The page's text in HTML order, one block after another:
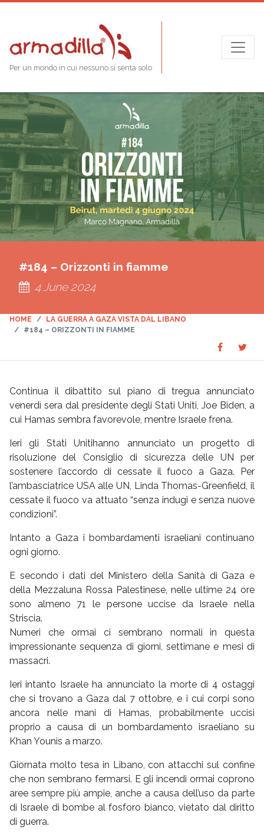
Per un mondo in cui nessuno si senta solo
#184 – Orizzonti in fiamme
4 June 2024
HOME
LA GUERRA A GAZA VISTA DAL LIBANO
#184 – ORIZZONTI IN FIAMME
Share
on
on
Continua il dibattito sul piano di tregua annunciato
venerdì sera dal presidente degli Stati Uniti, Joe Biden, a
cui Hamas sembra favorevole, mentre Israele frena.
Ieri gli Stati Unitihanno annunciato un progetto di
risoluzione del Consiglio di sicurezza delle UN per
sostenere l’accordo di cessate il fuoco a Gaza. Per
l’ambasciatrice USA alle UN, Linda Thomas-Greenfield, il
cessate il fuoco va attuato “senza indugi e senza nuove
condizioni”.
Intanto a Gaza i bombardamenti israeliani continuano
ogni giorno.
E secondo i dati del Ministero della Sanità di Gaza e
della Mezzaluna Rossa Palestinese, nelle ultime 24 ore
sono almeno 71 le persone uccise da Israele nella
Striscia.
Numeri che ormai ci sembrano normali in questa
impressionante sequenza di giorni, settimane e mesi di
massacri.
Ieri intanto Israele ha annunciato la morte di 4 ostaggi
che si trovano a Gaza dal 7 ottobre, e i cui corpi sono
ancora nelle mani di Hamas, probabilmente uccisi
proprio a causa di un bombardamento israeliano su
Khan Younis a marzo.
Giornata molto tesa in Libano, con attacchi sul confine
che non sembrano fermarsi. E gli incendi ormai coprono
aree sempre più ampie, anche a causa dell’uso da parte
di Israele di bombe al fosforo bianco, vietato dal diritto
di guerra.